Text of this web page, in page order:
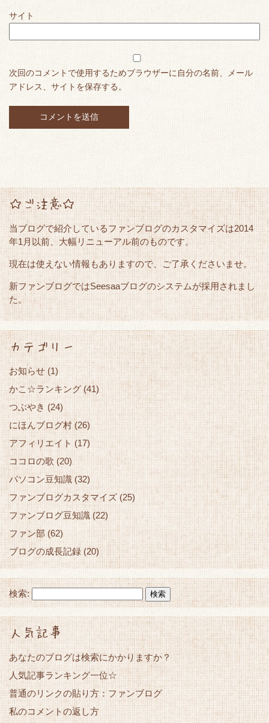
サイト
次回のコメントで使用するためブラウザーに自分の名前、メール
アドレス、サイトを保存する。
☆ご注意☆
当ブログで紹介しているファンブログのカスタマイズは2014
年1月以前、大幅リニューアル前のものです。
現在は使えない情報もありますので、ご了承くださいませ。
新ファンブログではSeesaaブログのシステムが採用されまし
た。
カテゴリー
お知らせ (1)
かこ☆ランキング(41)
つぶやき (24)
にほんブログ村 (26)
アフィリエイト (17)
ココロの歌 (20)
パソコン豆知識(32)
ファンブログカスタマイズ (25)
ファンブログ豆知識(22)
ファン部 (62)
ブログの成長記録 (20)
検索:
人気記事
あなたのブログは検索にかかりますか？
人気記事ランキング一位☆
普通のリンクの貼り方：ファンブログ
私のコメントの返し方